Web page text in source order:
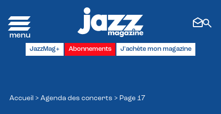
JazzMag+ Abonnements J'achète mon magazine
Accueil > Agenda des concerts > Page 17